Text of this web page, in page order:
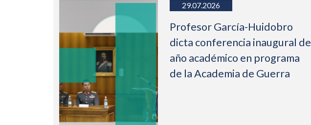
29.07.2026
Profesor García-Huidobro
dicta conferencia inaugural de
año académico en programa
de la Academia de Guerra